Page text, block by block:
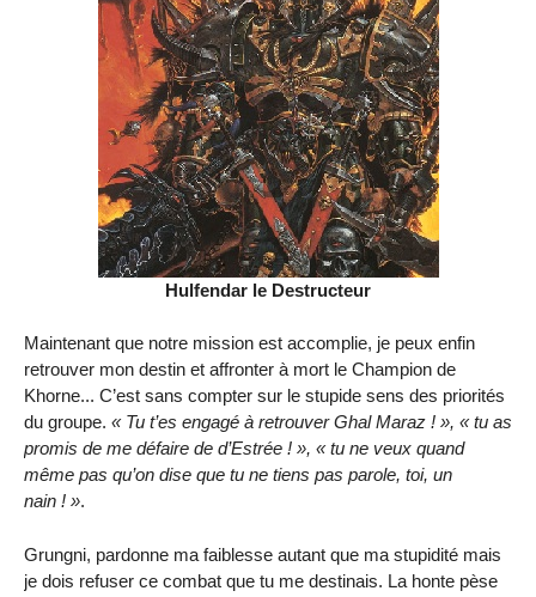
Hulfendar le Destructeur
Maintenant que notre mission est accomplie, je peux enfin
retrouver mon destin et affronter à mort le Champion de
Khorne... C’est sans compter sur le stupide sens des priorités
du groupe. « Tu t’es engagé à retrouver Ghal Maraz ! », « tu as
promis de me défaire de d’Estrée ! », « tu ne veux quand
même pas qu’on dise que tu ne tiens pas parole, toi, un
nain ! ».
Grungni, pardonne ma faiblesse autant que ma stupidité mais
je dois refuser ce combat que tu me destinais. La honte pèse